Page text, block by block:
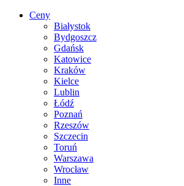
Ceny
Białystok
Bydgoszcz
Gdańsk
Katowice
Kraków
Kielce
Lublin
Łódź
Poznań
Rzeszów
Szczecin
Toruń
Warszawa
Wrocław
Inne